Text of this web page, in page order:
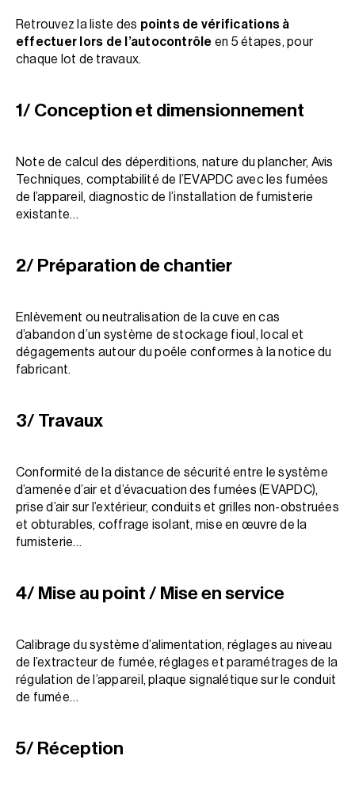
Retrouvez la liste des points de vérifications à
effectuer lors de l’autocontrôle en 5 étapes, pour
chaque lot de travaux.
1/ Conception et dimensionnement
Note de calcul des déperditions, nature du plancher, Avis
Techniques, comptabilité de l’EVAPDC avec les fumées
de l’appareil, diagnostic de l’installation de fumisterie
existante…
2/ Préparation de chantier
Enlèvement ou neutralisation de la cuve en cas
d’abandon d’un système de stockage fioul, local et
dégagements autour du poêle conformes à la notice du
fabricant.
3/ Travaux
Conformité de la distance de sécurité entre le système
d’amenée d’air et d’évacuation des fumées (EVAPDC),
prise d’air sur l’extérieur, conduits et grilles non-obstruées
et obturables, coffrage isolant, mise en œuvre de la
fumisterie…
4/ Mise au point / Mise en service
Calibrage du système d’alimentation, réglages au niveau
de l’extracteur de fumée, réglages et paramétrages de la
régulation de l’appareil, plaque signalétique sur le conduit
de fumée…
5/ Réception